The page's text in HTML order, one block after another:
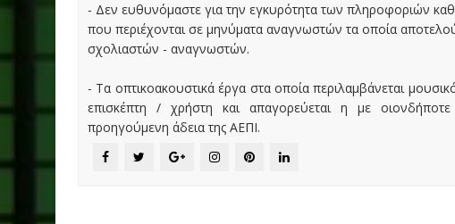
- Δεν ευθυνόμαστε για την εγκυρότητα των πληροφοριών
που περιέχονται σε μηνύματα αναγνωστών τα οποία
σχολιαστών - αναγνωστών.
- Τα οπτικοακουστικά έργα στα οποία περιλαμβάνεται
επισκέπτη / χρήστη και απαγορεύεται η με
προηγούμενη άδεια της ΑΕΠΙ.